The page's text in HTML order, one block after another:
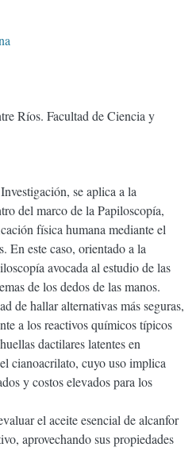
Ríos. Facultad de Ciencia y
se aplica a la
del marco de la Papiloscopía,
física humana mediante el
En este caso, orientado a la
avocada al estudio de las
de los dedos de las manos.
de hallar alternativas más seguras,
a los reactivos químicos típicos
dactilares latentes en
cianoacrilato, cuyo uso implica
y costos elevados para los
el aceite esencial de alcanfor
aprovechando sus propiedades